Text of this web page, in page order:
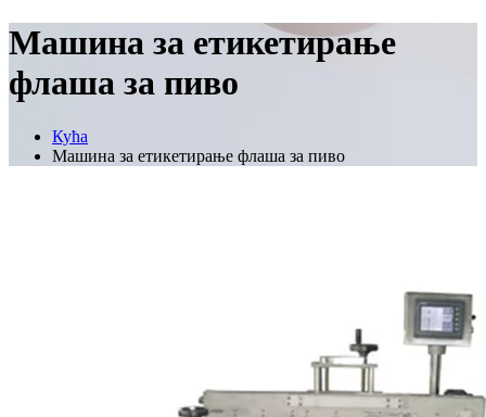
Машина за етикетирање
флаша за пиво
Кућа
Машина за етикетирање флаша за пиво